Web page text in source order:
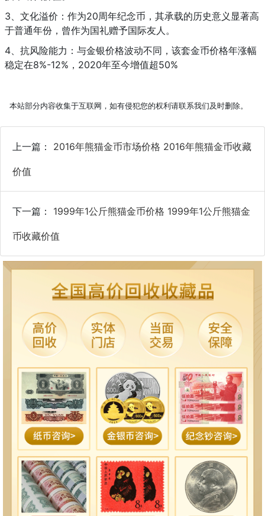
3、文化溢价：作为20周年纪念币，其承载的历史意义显著高
于普通年份，曾作为国礼赠予国际友人。
4、抗风险能力：与金银价格波动不同，该套金币价格年涨幅
稳定在8%-12%，2020年至今增值超50%
本站部分内容收集于互联网，如有侵犯您的权利请联系我们及时删除。
上一篇： 2016年熊猫金币市场价格 2016年熊猫金币收藏
价值
下一篇： 1999年1公斤熊猫金币价格 1999年1公斤熊猫金
币收藏价值